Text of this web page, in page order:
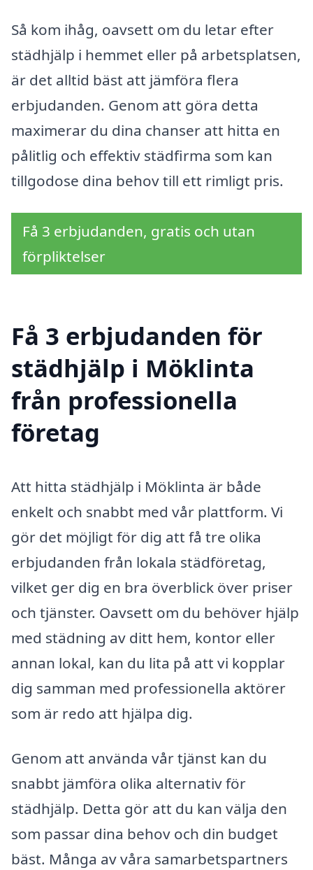
Så kom ihåg, oavsett om du letar efter
städhjälp i hemmet eller på arbetsplatsen,
är det alltid bäst att jämföra flera
erbjudanden. Genom att göra detta
maximerar du dina chanser att hitta en
pålitlig och effektiv städfirma som kan
tillgodose dina behov till ett rimligt pris.
Få 3 erbjudanden, gratis och utan
förpliktelser
Få 3 erbjudanden för
städhjälp i Möklinta
från professionella
företag
Att hitta städhjälp i Möklinta är både
enkelt och snabbt med vår plattform. Vi
gör det möjligt för dig att få tre olika
erbjudanden från lokala städföretag,
vilket ger dig en bra överblick över priser
och tjänster. Oavsett om du behöver hjälp
med städning av ditt hem, kontor eller
annan lokal, kan du lita på att vi kopplar
dig samman med professionella aktörer
som är redo att hjälpa dig.
Genom att använda vår tjänst kan du
snabbt jämföra olika alternativ för
städhjälp. Detta gör att du kan välja den
som passar dina behov och din budget
bäst. Många av våra samarbetspartners